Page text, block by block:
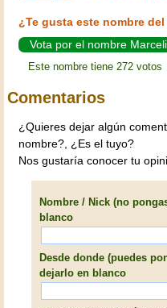
¿Te gusta este nombre
Vota por el nombre
Este nombre tiene 272 votos
Comentarios
¿Quieres dejar algún
nombre?, ¿Es el tuyo?
Nos gustaría conocer tu
Nombre / Nick (no
blanco
Desde donde (puedes
dejarlo en blanco